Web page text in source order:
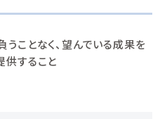
ことなく、望んでいる成果を
供すること